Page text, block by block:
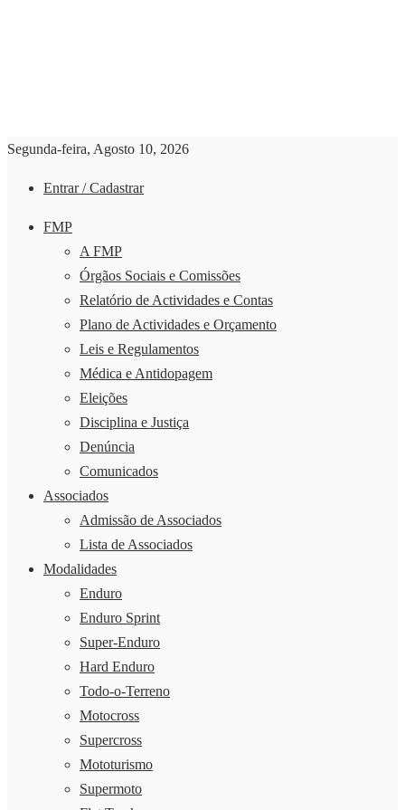
Segunda-feira, Agosto 10, 2026
Entrar / Cadastrar
FMP
A FMP
Órgãos Sociais e Comissões
Relatório de Actividades e Contas
Plano de Actividades e Orçamento
Leis e Regulamentos
Médica e Antidopagem
Eleições
Disciplina e Justiça
Denúncia
Comunicados
Associados
Admissão de Associados
Lista de Associados
Modalidades
Enduro
Enduro Sprint
Super-Enduro
Hard Enduro
Todo-o-Terreno
Motocross
Supercross
Mototurismo
Supermoto